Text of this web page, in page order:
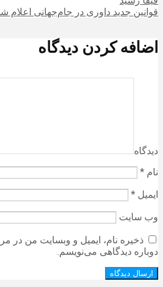
قوانین جدید داوری در جام‌جهانی اعلام
اضافه کردن دیدگاه
دیدگاه
نام *
ایمیل *
وب‌ سایت
ذخیره نام، ایمیل و وبسایت من در
دوباره دیدگاهی می‌نویسم.